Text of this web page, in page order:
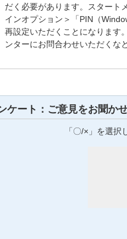
だく必要があります。スタート
インオプション＞「PIN（
再設定いただくことになります
ンターにお問合わせいただくな
ケート：ご意見をお聞か
「〇/×」を選択